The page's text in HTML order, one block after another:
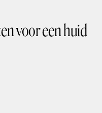
voor een huid